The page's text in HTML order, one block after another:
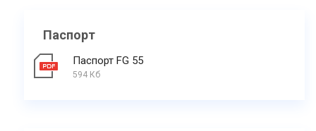
Паспорт
Паспорт FG 55
594 Кб